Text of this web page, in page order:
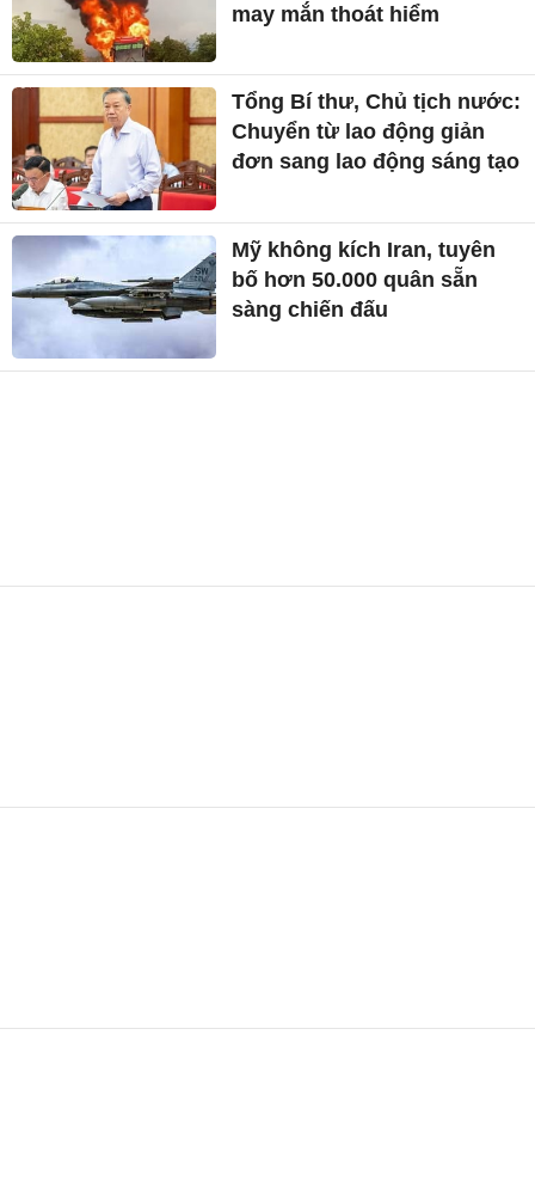
may mắn thoát hiểm
Tổng Bí thư, Chủ tịch nước:
Chuyển từ lao động giản
đơn sang lao động sáng tạo
Mỹ không kích Iran, tuyên
bố hơn 50.000 quân sẵn
sàng chiến đấu